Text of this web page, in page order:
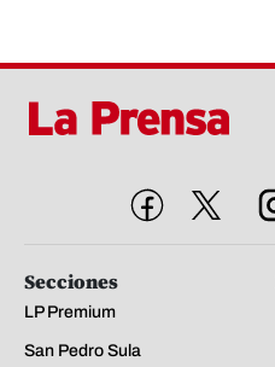
Secciones
LP Premium
San Pedro Sula